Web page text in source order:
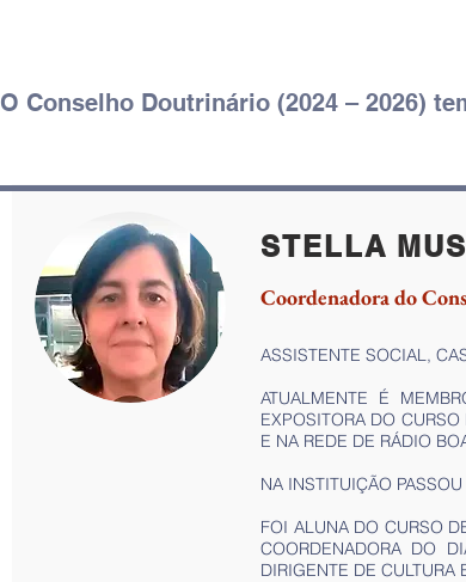
O Conselho Doutrinário (2024 – 2026)
STELLA
Coordenadora do
ASSISTENTE SOCIAL,
ATUALMENTE É
EXPOSITORA DO
E NA REDE DE RÁDIO
NA INSTITUIÇÃO
FOI ALUNA DO CURSO
COORDENADORA DO
DIRIGENTE DE CULTURA